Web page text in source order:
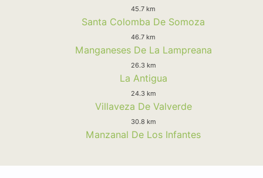
45.7 km
Santa Colomba De Somoza
46.7 km
Manganeses De La Lampreana
26.3 km
La Antigua
24.3 km
Villaveza De Valverde
30.8 km
Manzanal De Los Infantes